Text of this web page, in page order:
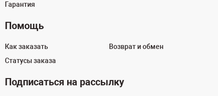
Гарантия
Помощь
Как заказать
Статусы заказа
Возврат и обмен
Подписаться на рассылку